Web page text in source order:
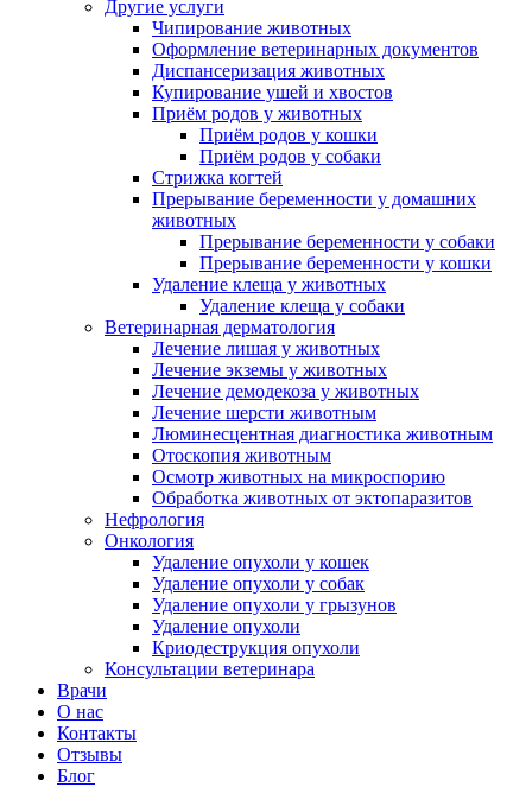
Другие услуги
Чипирование животных
Оформление ветеринарных документов
Диспансеризация животных
Купирование ушей и хвостов
Приём родов у животных
Приём родов у кошки
Приём родов у собаки
Стрижка когтей
Прерывание беременности у домашних
животных
Прерывание беременности у собаки
Прерывание беременности у кошки
Удаление клеща у животных
Удаление клеща у собаки
Ветеринарная дерматология
Лечение лишая у животных
Лечение экземы у животных
Лечение демодекоза у животных
Лечение шерсти животным
Люминесцентная диагностика животным
Отоскопия животным
Осмотр животных на микроспорию
Обработка животных от эктопаразитов
Нефрология
Онкология
Удаление опухоли у кошек
Удаление опухоли у собак
Удаление опухоли у грызунов
Удаление опухоли
Криодеструкция опухоли
Консультации ветеринара
Врачи
О нас
Контакты
Отзывы
Блог